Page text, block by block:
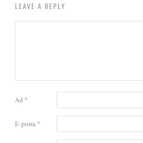
LEAVE A REPLY
Ad*
E-posta*